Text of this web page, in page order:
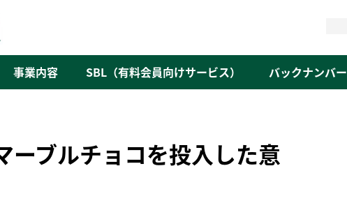
事業内容 SBL（有料会員向けサービス） バックナンバー
ーブルチョコを投入した意